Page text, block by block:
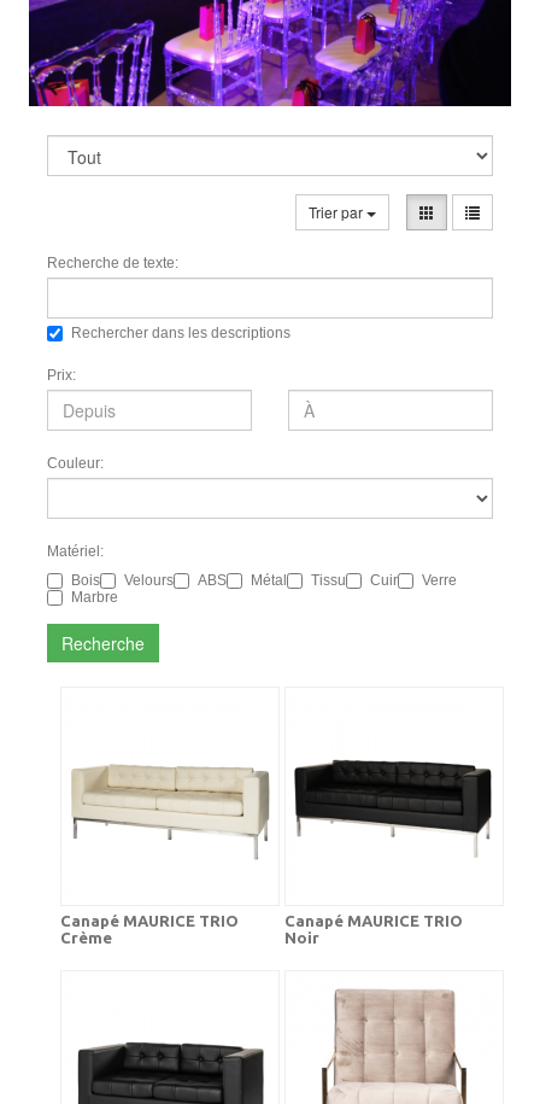
Trier par
Recherche de texte:
Rechercher dans les descriptions
Prix:
Couleur:
Matériel:
Bois
Velours ABS Métal Tissu Cuir
Verre
Marbre
Recherche
Canapé MAURICE TRIO
Crème
Canapé MAURICE TRIO
Noir